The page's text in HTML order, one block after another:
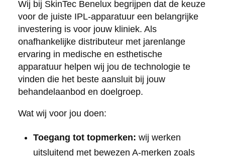
Wij bij SkinTec Benelux begrijpen dat de keuze
voor de juiste IPL-apparatuur een belangrijke
investering is voor jouw kliniek. Als
onafhankelijke distributeur met jarenlange
ervaring in medische en esthetische
apparatuur helpen wij jou de technologie te
vinden die het beste aansluit bij jouw
behandelaanbod en doelgroep.
Wat wij voor jou doen:
Toegang tot topmerken: wij werken
uitsluitend met bewezen A-merken zoals